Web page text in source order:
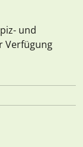
und
Verfügung